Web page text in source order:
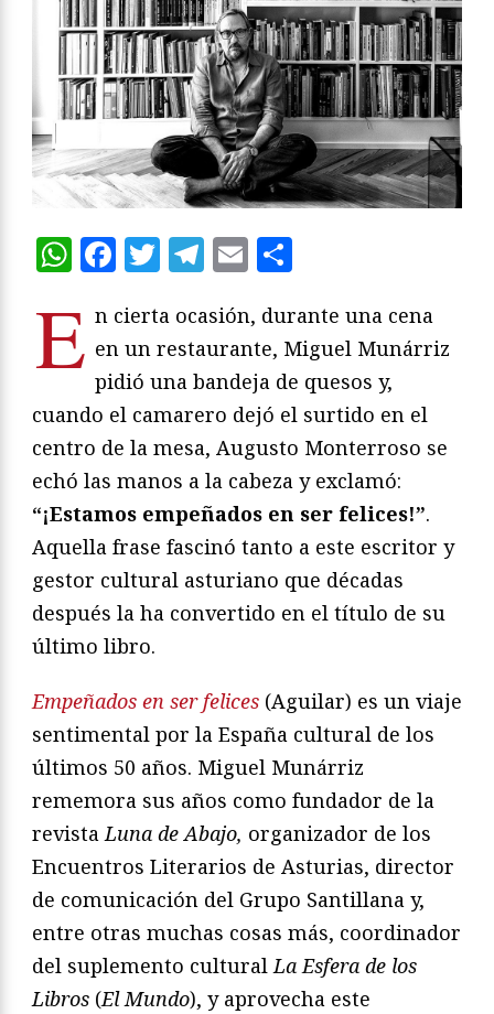
WhatsApp
Facebook
Twitter
Telegram
Email
E n cierta ocasión, durante una cena
en un restaurante, Miguel Munárriz
pidió una bandeja de quesos y,
cuando el camarero dejó el surtido en el
centro de la mesa, Augusto Monterroso se
echó las manos a la cabeza y exclamó:
“¡Estamos empeñados en ser felices!”.
Aquella frase fascinó tanto a este escritor y
gestor cultural asturiano que décadas
después la ha convertido en el título de su
último libro.
Empeñados en ser felices (Aguilar) es un viaje
sentimental por la España cultural de los
últimos 50 años. Miguel Munárriz
rememora sus años como fundador de la
revistaLuna de Abajo, organizador de los
Encuentros Literarios de Asturias, director
de comunicación del Grupo Santillana y,
entre otras muchas cosas más, coordinador
del suplemento culturalLa Esfera de los
Libros (El Mundo), y aprovecha este